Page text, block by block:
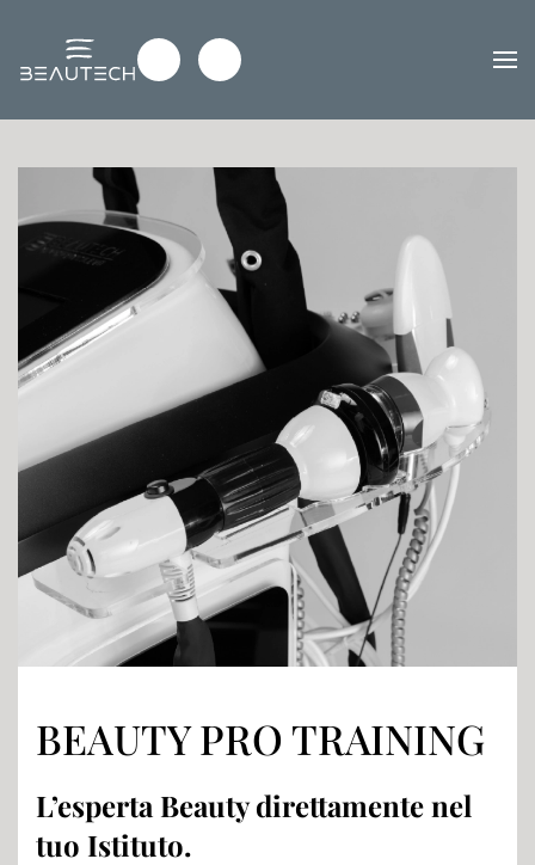
Passa al contenuto principale
BEAUTY PRO TRAINING
L’esperta Beauty direttamente nel
tuo Istituto.